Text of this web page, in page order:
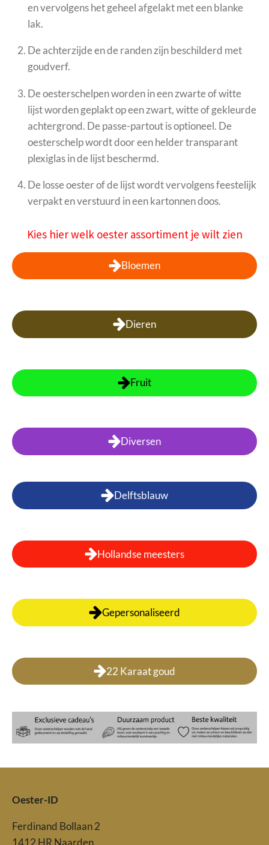
en vervolgens het geheel afgelakt met een blanke
lak.
De achterzijde en de randen zijn beschilderd met
goudverf.
De oesterschelpen worden in een zwarte of witte
lijst worden geplakt op een zwart, witte of gekleurde
achtergrond. De passe-partout is optioneel. De
oesterschelp wordt door een helder transparant
plexiglas in de lijst beschermd.
De losse oester of de lijst wordt vervolgens feestelijk
verpakt en verstuurd in een kartonnen doos.
Kies hier welk oester assortiment je wilt zien
Bloemen
Dieren
Fruit
Diversen
Delftsblauw
Hollandse meesters
Gepersonaliseerd
22 Karaat goud
Oester-ID
Ferdinand Bollaan 2